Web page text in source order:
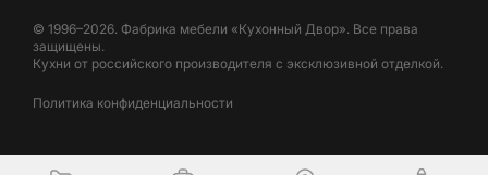
© 1996–2026. Фабрика мебели «Кухонный Двор». Все права
защищены.
Кухни от российского производителя с эксклюзивной отделкой.
Политика конфиденциальности